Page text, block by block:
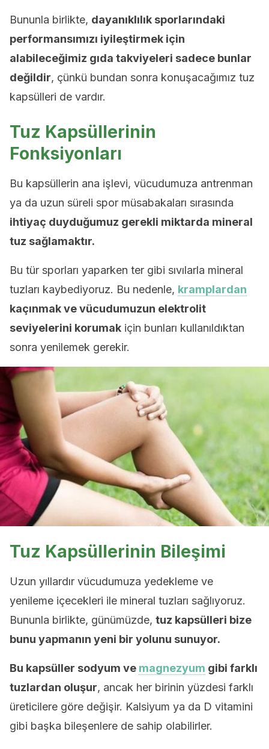
Bununla birlikte, dayanıklılık sporlarındaki
performansımızı iyileştirmek için
alabileceğimiz gıda takviyeleri sadece bunlar
değildir, çünkü bundan sonra konuşacağımız tuz
kapsülleri de vardır.
Tuz Kapsüllerinin
Fonksiyonları
Bu kapsüllerin ana işlevi, vücudumuza antrenman
ya da uzun süreli spor müsabakaları sırasında
ihtiyaç duyduğumuz gerekli miktarda mineral
tuz sağlamaktır.
Bu tür sporları yaparken ter gibi sıvılarla mineral
tuzları kaybediyoruz. Bu nedenle, kramplardan
kaçınmak ve vücudumuzun elektrolit
seviyelerini korumak için bunları kullanıldıktan
sonra yenilemek gerekir.
Tuz Kapsüllerinin Bileşimi
Uzun yıllardır vücudumuza yedekleme ve
yenileme içecekleri ile mineral tuzları sağlıyoruz.
Bununla birlikte, günümüzde, tuz kapsülleri bize
bunu yapmanın yeni bir yolunu sunuyor.
Bu kapsüller sodyum ve magnezyum gibi farklı
tuzlardan oluşur, ancak her birinin yüzdesi farklı
üreticilere göre değişir. Kalsiyum ya da D vitamini
gibi başka bileşenlere de sahip olabilirler.